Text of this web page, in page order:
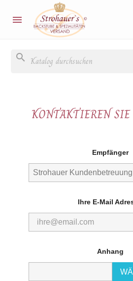

search
KONTAKTIEREN
Empfänger
Ihre E-Mail
Anhang